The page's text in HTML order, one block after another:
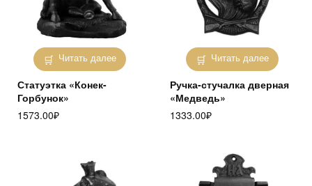
Читать далее
Статуэтка «Конек-
Горбунок»
1573.00₽
Читать далее
Ручка-стучалка дверная
«Медведь»
1333.00₽